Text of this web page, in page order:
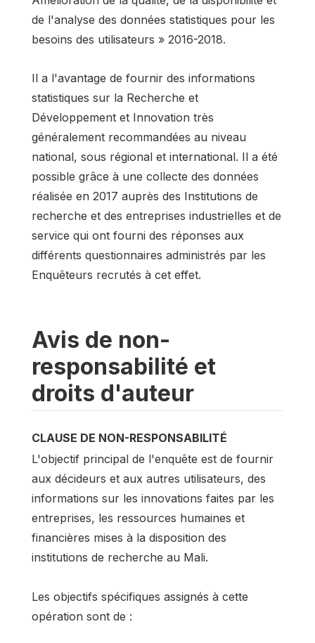
de l'analyse des données statistiques pour les
besoins des utilisateurs » 2016-2018.
Il a l'avantage de fournir des informations
statistiques sur la Recherche et
Développement et Innovation très
généralement recommandées au niveau
national, sous régional et international. Il a été
possible grâce à une collecte des données
réalisée en 2017 auprès des Institutions de
recherche et des entreprises industrielles et de
service qui ont fourni des réponses aux
différents questionnaires administrés par les
Enquêteurs recrutés à cet effet.
Avis de non-
responsabilité et
droits d'auteur
CLAUSE DE NON-RESPONSABILITÉ
L'objectif principal de l'enquête est de fournir
aux décideurs et aux autres utilisateurs, des
informations sur les innovations faites par les
entreprises, les ressources humaines et
financières mises à la disposition des
institutions de recherche au Mali.
Les objectifs spécifiques assignés à cette
opération sont de :